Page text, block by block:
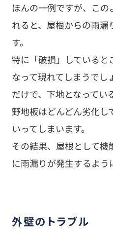
ほんの一例ですが、こ
れると、屋根からの雨
す。
特に「破損」していると
なって現れてしまうでし
だけで、下地となってい
野地板はどんどん劣化し
いってしまいます。
その結果、屋根として
に雨漏りが発生するよう
外壁のトラブル